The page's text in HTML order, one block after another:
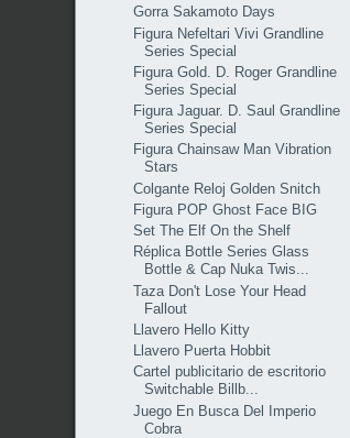
Gorra Sakamoto Days
Figura Nefeltari Vivi Grandline
Series Special
Figura Gold. D. Roger Grandline
Series Special
Figura Jaguar. D. Saul Grandline
Series Special
Figura Chainsaw Man Vibration
Stars
Colgante Reloj Golden Snitch
Figura POP Ghost Face BIG
Set The Elf On the Shelf
Réplica Bottle Series Glass
Bottle & Cap Nuka Twis...
Taza Don't Lose Your Head
Fallout
Llavero Hello Kitty
Llavero Puerta Hobbit
Cartel publicitario de escritorio
Switchable Billb...
Juego En Busca Del Imperio
Cobra